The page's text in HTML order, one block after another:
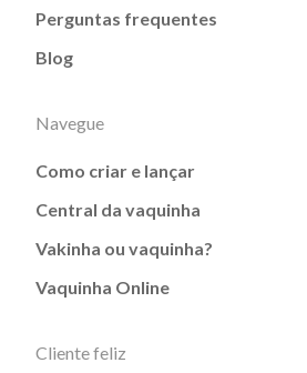
Perguntas frequentes
Blog
Navegue
Como criar e lançar
Central da vaquinha
Vakinha ou vaquinha?
Vaquinha Online
Cliente feliz